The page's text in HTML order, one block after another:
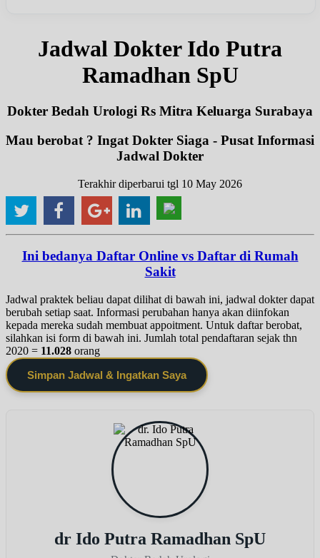
Jadwal Dokter Ido Putra
Ramadhan SpU
Dokter Bedah Urologi Rs Mitra Keluarga Surabaya
Mau berobat ? Ingat Dokter Siaga - Pusat Informasi
Jadwal Dokter
Terakhir diperbarui tgl 10 May 2026
Ini bedanya Daftar Online vs Daftar di Rumah
Sakit
Jadwal praktek beliau dapat dilihat di bawah ini, jadwal dokter dapat
berubah setiap saat. Informasi perubahan hanya akan diinfokan
kepada mereka sudah membuat appoitment. Untuk daftar berobat,
silahkan isi form di bawah ini. Jumlah total pendaftaran sejak thn
2020 = 11.028 orang
Simpan Jadwal & Ingatkan Saya
dr Ido Putra Ramadhan SpU